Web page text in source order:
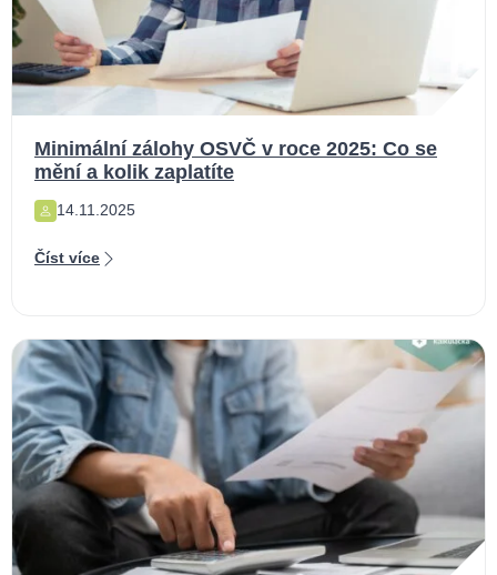
Minimální zálohy OSVČ v roce 2025: Co se
mění a kolik zaplatíte
14.11.2025
Číst více